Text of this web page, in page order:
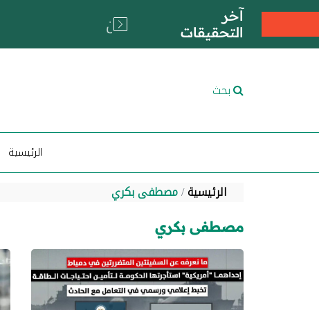
آخر
التحقيقات
بحث
الرئيسية
الرئيسية مصطفى بكري
مصطفى بكري